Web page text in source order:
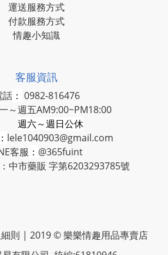
運送服務方式
付款服務方式
情趣小知識
客服資訊
話： 0982-816476
～週五AM9:00~PM18:00
週六～週日公休
： lele1040903@gmail.com
客服 ： @365fuint
中市藥販 字第6203293785號
則 | 2019 © 樂樂情趣用品專賣店